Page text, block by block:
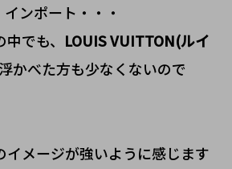
ンポート・・・
でも、 LOUIS VUITTON(ルイ
かべた方も少なくないので
イメージが強いように感じます